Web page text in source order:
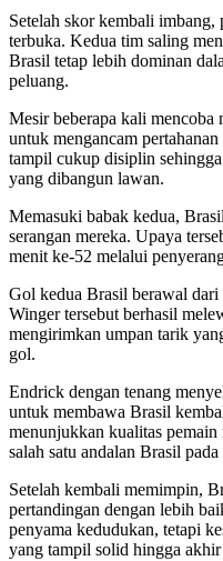
Setelah skor kembali
terbuka. Kedua tim saling
Brasil tetap lebih dominan
peluang.
Mesir beberapa kali mencoba
untuk mengancam
tampil cukup disiplin
yang dibangun lawan.
Memasuki babak kedua,
serangan mereka. Upaya
menit ke-52 melalui
Gol kedua Brasil berawal
Winger tersebut berhasil
mengirimkan umpan tarik
gol.
Endrick dengan tenang
untuk membawa Brasil
menunjukkan kualitas
salah satu andalan Brasil pada
Setelah kembali memimpin,
pertandingan dengan lebih
penyama kedudukan, tetapi
yang tampil solid hingga akhir